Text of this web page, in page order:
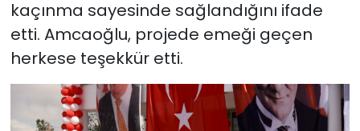
kaçınma sayesinde sağlandığını ifade
etti. Amcaoğlu, projede emeği geçen
herkese teşekkür etti.